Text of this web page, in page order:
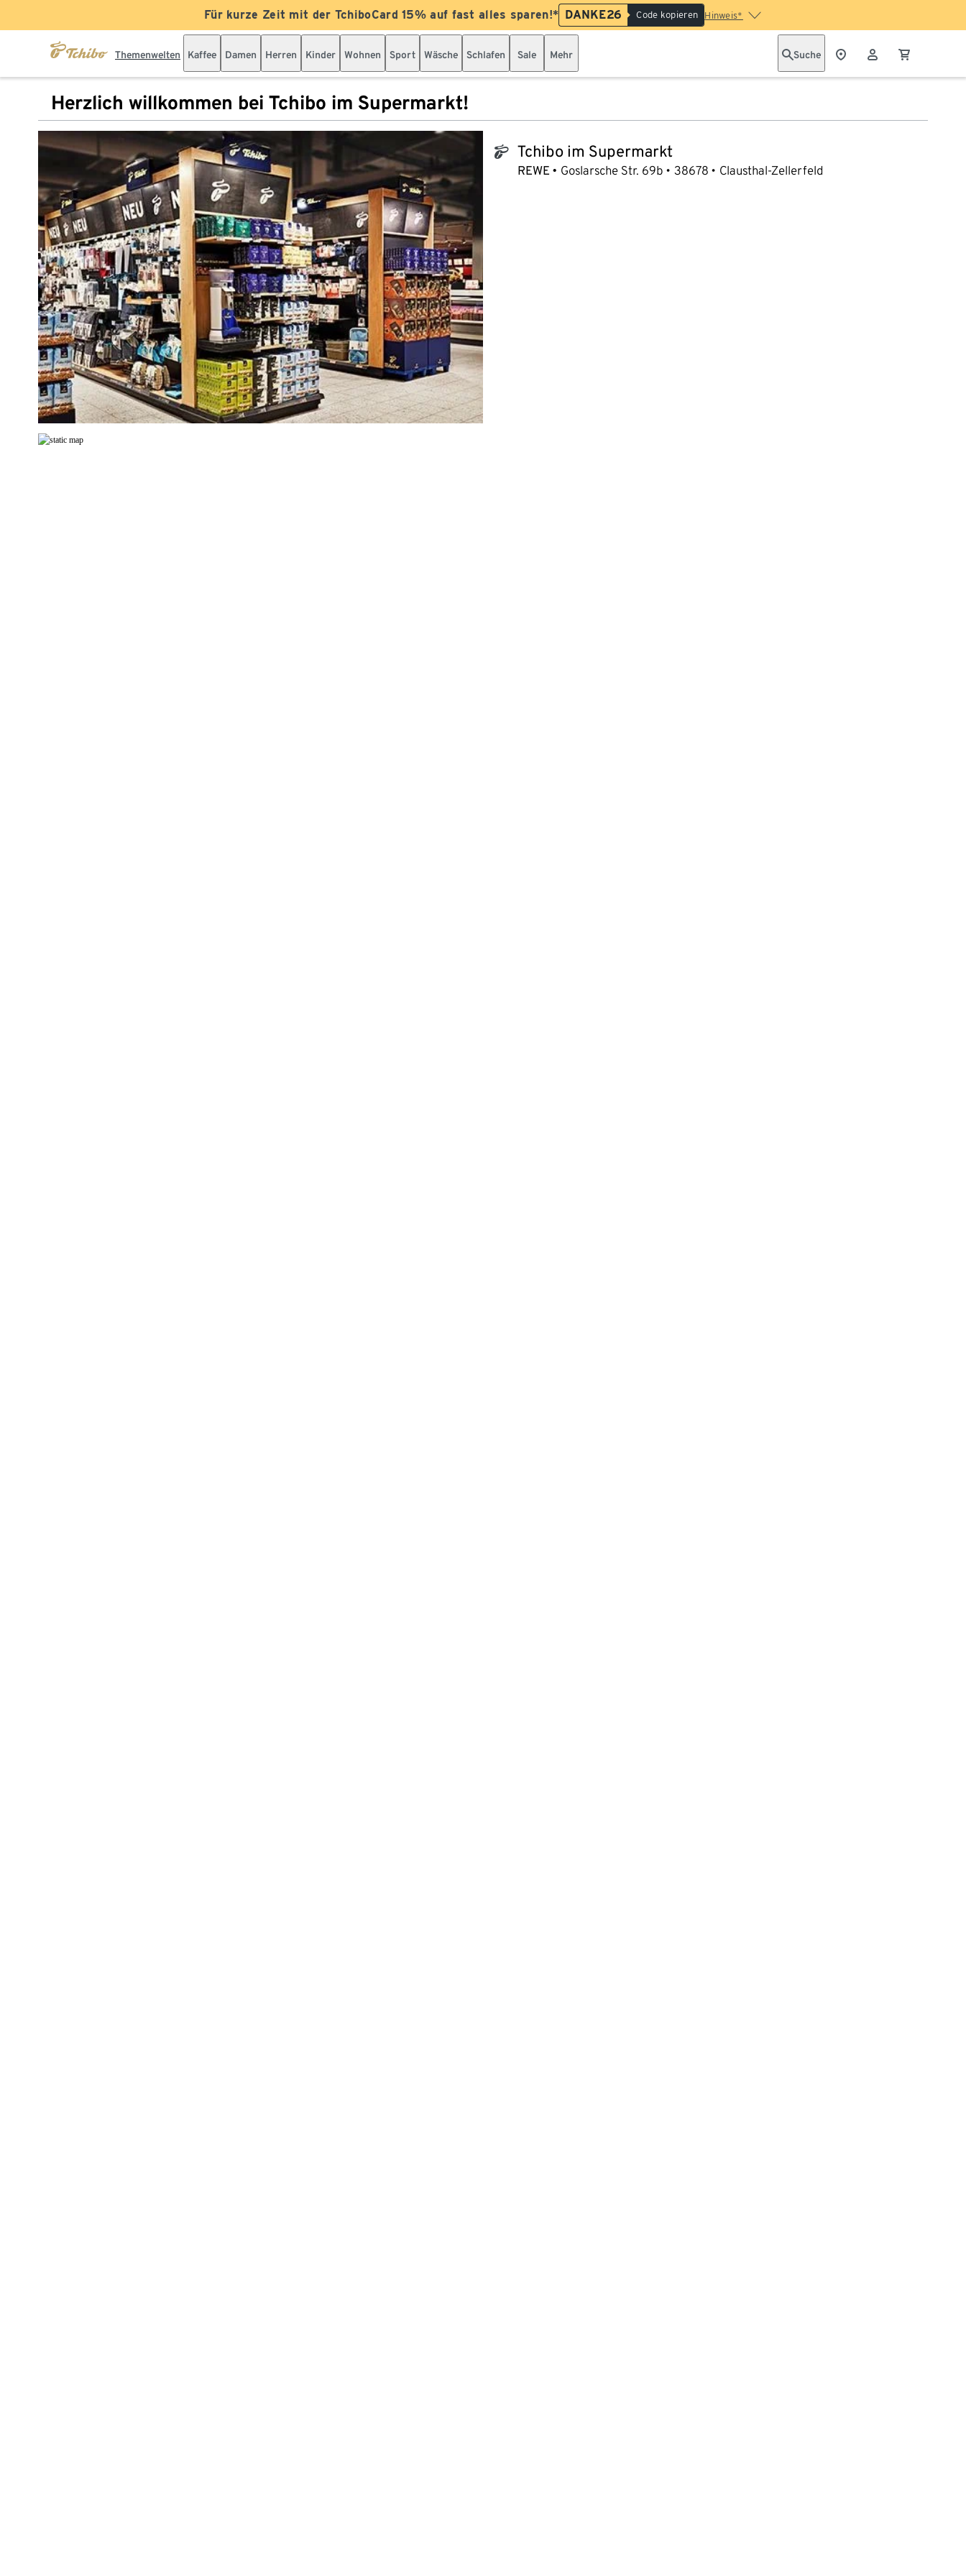
Für kurze Zeit mit der TchiboCard 15% auf fast alles sparen!* DANKE26 Code kopieren Hinweis*
Themenwelten Kaffee Damen Herren Kinder Wohnen Sport Wäsche Schlafen Sale Mehr Suche
Herzlich willkommen bei Tchibo im Supermarkt!
tchibo_logo Tchibo im Supermarkt
REWE Goslarsche Str. 69b 38678 Clausthal-Zellerfeld